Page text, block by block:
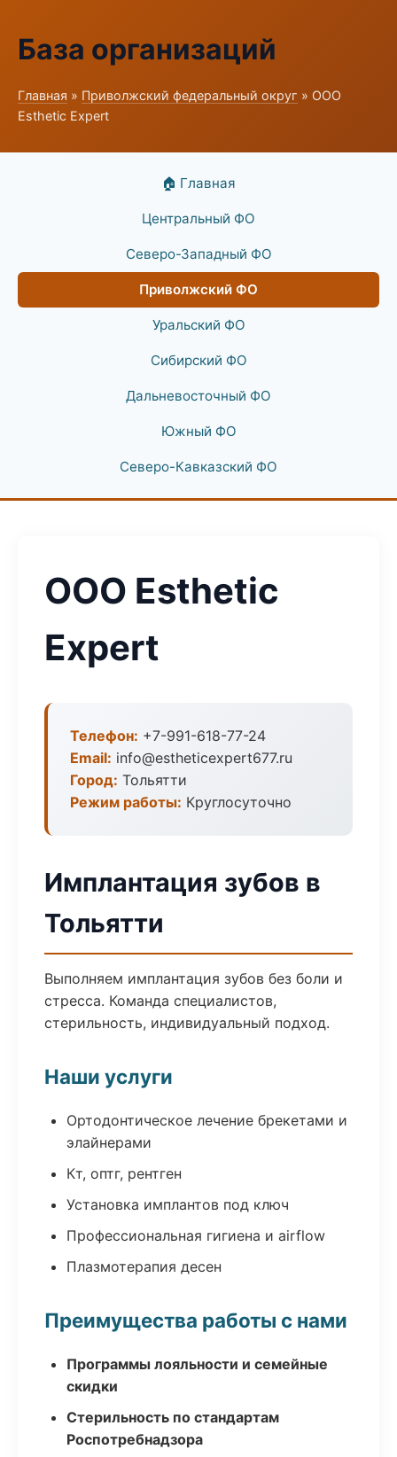
База организаций
Главная » Приволжский федеральный округ » ООО
Esthetic Expert
🏠 Главная
Центральный ФО
Северо-Западный ФО
Приволжский ФО
Уральский ФО
Сибирский ФО
Дальневосточный ФО
Южный ФО
Северо-Кавказский ФО
ООО Esthetic
Expert
Телефон: +7-991-618-77-24
Email: info@estheticexpert677.ru
Город: Тольятти
Режим работы: Круглосуточно
Имплантация зубов в
Тольятти
Выполняем имплантация зубов без боли и
стресса. Команда специалистов,
стерильность, индивидуальный подход.
Наши услуги
Ортодонтическое лечение брекетами и
элайнерами
Кт, оптг, рентген
Установка имплантов под ключ
Профессиональная гигиена и airflow
Плазмотерапия десен
Преимущества работы с нами
Программы лояльности и семейные
скидки
Стерильность по стандартам
Роспотребнадзора